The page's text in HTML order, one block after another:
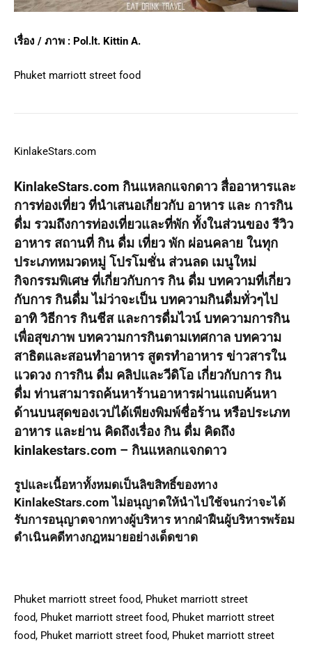
เรื่อง / ภาพ : Pol.lt. Kittin A.
Phuket marriott street food
KinlakeStars.com
KinlakeStars.com กินแหลกแจกดาว สื่ออาหารและ
การท่องเที่ยว ที่นำเสนอเกี่ยวกับ อาหาร และ การกิน
ดื่ม รวมถึงการท่องเที่ยวและที่พัก ทั้งในส่วนของ รีวิว
อาหาร สถานที่ กิน ดื่ม เที่ยว พัก ผ่อนคลาย ในทุก
ประเภทหมวดหมู่ โปรโมชั่น ส่วนลด เมนูใหม่
กิจกรรมพิเศษ ที่เกี่ยวกับการ กิน ดื่ม บทความที่เกี่ยว
กับการ กินดื่ม ไม่ว่าจะเป็น บทความกินดื่มทั่วๆไป
อาทิ วิธีการ กินชีส และการดื่มไวน์ บทความการกิน
เพื่อสุขภาพ บทความการกินตามเทศกาล บทความ
สาธิตและสอนทำอาหาร สูตรทำอาหาร ข่าวสารใน
แวดวง การกิน ดื่ม คลิปและวีดิโอ เกี่ยวกับการ กิน
ดื่ม ท่านสามารถค้นหาร้านอาหารผ่านแถบค้นหา
ด้านบนสุดของเวปได้เพียงพิมพ์ชื่อร้าน หรือประเภท
อาหาร และย่าน คิดถึงเรื่อง กิน ดื่ม คิดถึง
kinlakestars.com – กินแหลกแจกดาว
รูปและเนื้อหาทั้งหมดเป็นลิขสิทธิ์ของทาง
KinlakeStars.com ไม่อนุญาตให้นำไปใช้จนกว่าจะได้
รับการอนุญาตจากทางผู้บริหาร หากฝ่าฝืนผู้บริหารพร้อม
ดำเนินคดีทางกฎหมายอย่างเด็ดขาด
Phuket marriott street food, Phuket marriott street
food, Phuket marriott street food, Phuket marriott street
food, Phuket marriott street food, Phuket marriott street